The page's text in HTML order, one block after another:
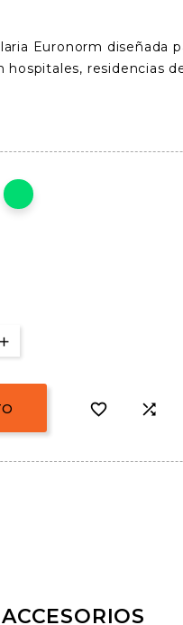
Euronorm diseñada
residencias
 
ACCESORIOS